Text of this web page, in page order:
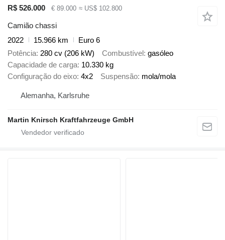
R$ 526.000
€ 89.000 ≈ US$ 102.800
Camião chassi
2022
15.966 km
Euro 6
Potência 280 cv (206 kW) Combustível gasóleo
Capacidade de carga 10.330 kg
Configuração do eixo 4x2 Suspensão mola/mola
Alemanha, Karlsruhe
Martin Knirsch Kraftfahrzeuge GmbH